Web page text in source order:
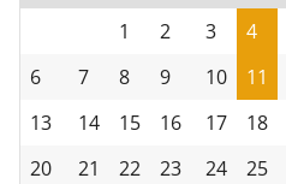
1
2 3 4
6
7 8 9 10 11
13
14 15 16 17 18
20
21 22 23 24 25